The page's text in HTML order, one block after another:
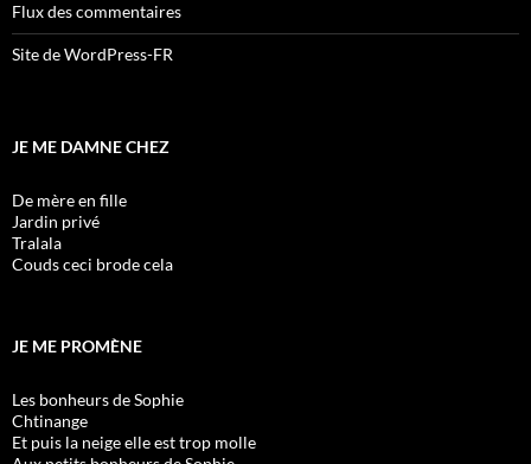
Flux des commentaires
Site de WordPress-FR
JE ME DAMNE CHEZ
De mère en fille
Jardin privé
Tralala
Couds ceci brode cela
JE ME PROMÈNE
Les bonheurs de Sophie
Chtinange
Et puis la neige elle est trop molle